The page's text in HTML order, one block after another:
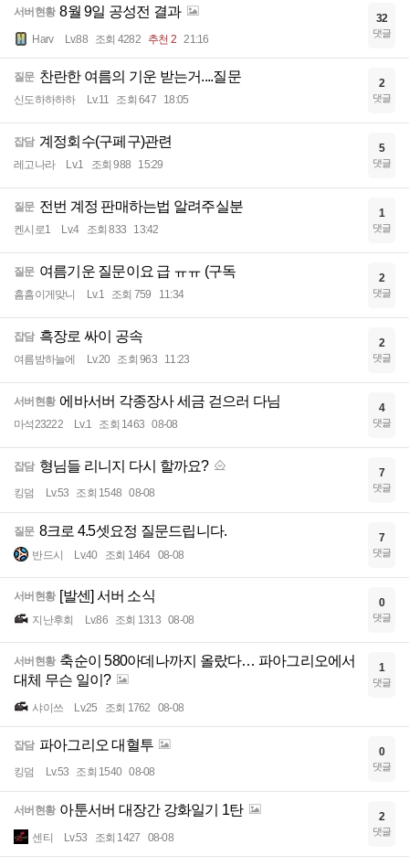
서버현황 8월 9일 공성전 결과
Harv Lv.88 조회 4282 추천 2 21:16
32
댓글
질문 찬란한 여름의 기운 받는거....질문
신도하하하하 Lv.11 조회 647 18:05
2
댓글
잡담 계정회수(구페구)관련
레고나라 Lv.1 조회 988 15:29
5
댓글
질문 전번 계정 판매하는법 알려주실분
켄시로1 Lv.4 조회 833 13:42
1
댓글
질문 여름기운 질문이요 급 ㅠㅠ (구독
흠흠이게맞니 Lv.1 조회 759 11:34
2
댓글
잡담 흑장로 싸이 공속
여름밤하늘에 Lv.20 조회 963 11:23
2
댓글
서버현황 에바서버 각종장사 세금 걷으러 다님
마석23222 Lv.1 조회 1463 08-08
4
댓글
잡담 형님들 리니지 다시 할까요?
킹덤 Lv.53 조회 1548 08-08
7
댓글
질문 8크로 4.5셋요정 질문드립니다.
반드시 Lv.40 조회 1464 08-08
7
댓글
서버현황 [발센] 서버 소식
지난후회 Lv.86 조회 1313 08-08
0
댓글
서버현황 축순이 580아데나까지 올랐다… 파아그리오에서
대체 무슨 일이?
샤이쓰 Lv.25 조회 1762 08-08
1
댓글
잡담 파아그리오 대혈투
킹덤 Lv.53 조회 1540 08-08
0
댓글
서버현황 아툰서버 대장간 강화일기 1탄
센티 Lv.53 조회 1427 08-08
2
댓글